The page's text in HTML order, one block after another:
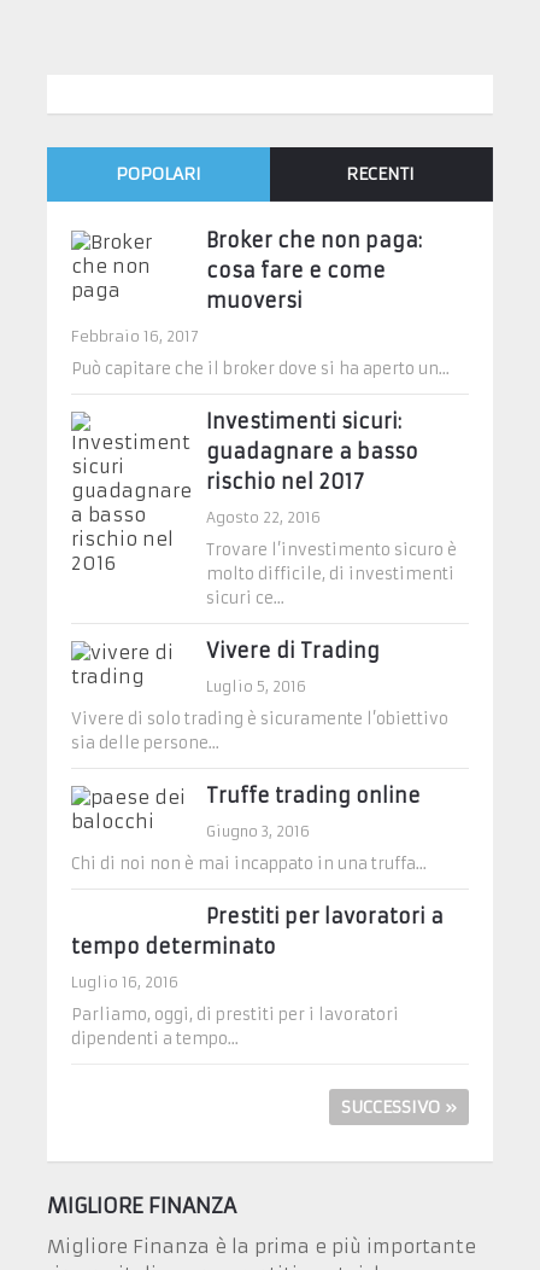
POPOLARI RECENTI
Broker che non paga:
cosa fare e come
muoversi
Febbraio 16, 2017
Può capitare che il broker dove si ha aperto un...
Investimenti sicuri:
guadagnare a basso
rischio nel 2017
Agosto 22, 2016
Trovare l’investimento sicuro è
molto difficile, di investimenti
sicuri ce...
Vivere di Trading
Luglio 5, 2016
Vivere di solo trading è sicuramente l’obiettivo
sia delle persone...
Truffe trading online
Giugno 3, 2016
Chi di noi non è mai incappato in una truffa...
Prestiti per lavoratori a
tempo determinato
Luglio 16, 2016
Parliamo, oggi, di prestiti per i lavoratori
dipendenti a tempo...
SUCCESSIVO »
MIGLIORE FINANZA
Migliore Finanza è la prima e più importante